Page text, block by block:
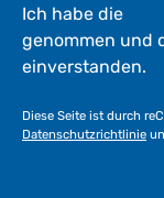
e
r
k
g
Ich habe die
genommen und
einverstanden.
Diese Seite ist durch
Datenschutzrichtlinie